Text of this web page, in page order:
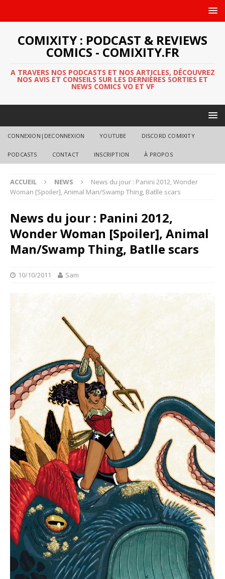
COMIXITY : PODCAST & REVIEWS
COMICS - COMIXITY.FR
A TRAVERS NOS PODCASTS ET NOS ARTICLES, DÉCOUVREZ
NOS AVIS ET CONSEILS SUR LES DERNIÈRES SORTIES ET
NEWS COMICS VO ET VF
CONNEXION|DECONNEXION YOUTUBE DISCORD COMIXITY
PODCASTS CONTACT INSCRIPTION À PROPOS
ACCUEIL NEWS
News du jour : Panini 2012, Wonder
Woman [Spoiler], Animal Man/Swamp Thing, Batlle scars
News du jour : Panini 2012,
Wonder Woman [Spoiler], Animal
Man/Swamp Thing, Batlle scars
10/10/2011 Sam